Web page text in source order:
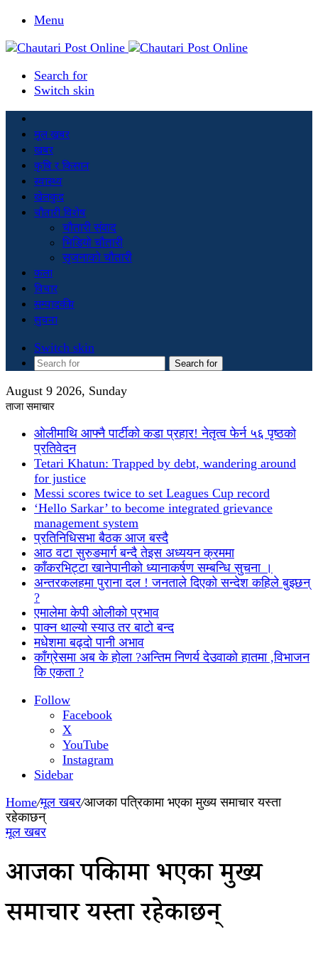
Menu
Search for
Switch skin
मूल खबर
खबर
कृषि र किसान
स्वास्थ्य
खेलकुद
चौतारी विशेष
चौतारी संवाद
भिडियो चौतारी
सृजनाको चौतारी
कला
विचार
सम्पादकीय
सुचना
Switch skin
Search for
August 9 2026, Sunday
ताजा समाचार
ओलीमाथि आफ्नै पार्टीको कडा प्रहार! नेतृत्व फेर्न ५६ पृष्ठको
प्रतिवेदन
Tetari Khatun: Trapped by debt, wandering around
for justice
Messi scores twice to set Leagues Cup record
‘Hello Sarkar’ to become integrated grievance
management system
प्रतिनिधिसभा बैठक आज बस्दै
आठ वटा सुरुङमार्ग बन्दै तेइस अध्ययन क्रममा
काँकरभिट्टा खानेपानीको ध्यानाकर्षण सम्बन्धि सुचना ।
अन्तरकलहमा पुराना दल ! जनताले दिएको सन्देश कहिले बुझ्छन्
?
एमालेमा केपी ओलीको प्रभाव
पाक्न थाल्यो स्याउ तर बाटो बन्द
मधेशमा बढ्दो पानी अभाव
काँग्रेसमा अब के होला ?अन्तिम निणर्य देउवाको हातमा ,विभाजन
कि एकता ?
Follow
Facebook
X
YouTube
Instagram
Sidebar
Home/मूल खबर/आजका पत्रिकामा भएका मुख्य समाचार यस्ता
रहेकाछन्
मूल खबर
आजका पत्रिकामा भएका मुख्य
समाचार यस्ता रहेकाछन्